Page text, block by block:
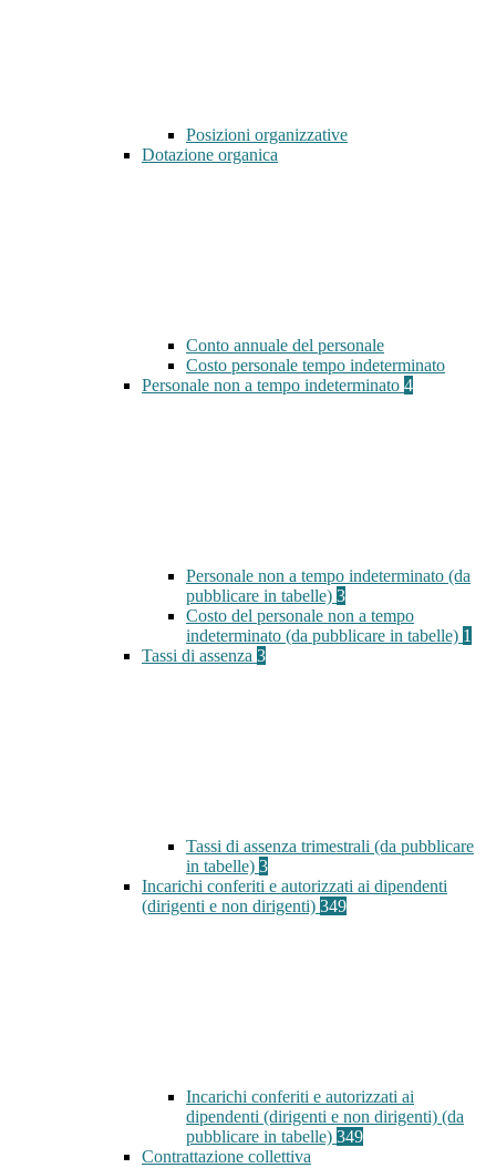
Posizioni organizzative
Dotazione organica
Conto annuale del personale
Costo personale tempo indeterminato
Personale non a tempo indeterminato 4
Personale non a tempo indeterminato (da
pubblicare in tabelle) 3
Costo del personale non a tempo
indeterminato (da pubblicare in tabelle) 1
Tassi di assenza 3
Tassi di assenza trimestrali (da pubblicare
in tabelle) 3
Incarichi conferiti e autorizzati ai dipendenti
(dirigenti e non dirigenti) 349
Incarichi conferiti e autorizzati ai
dipendenti (dirigenti e non dirigenti) (da
pubblicare in tabelle) 349
Contrattazione collettiva